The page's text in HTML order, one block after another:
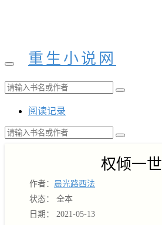
重生小说网
阅读记录
权倾一世
作者： 晨光路西法
状态： 全本
日期： 2021-05-13